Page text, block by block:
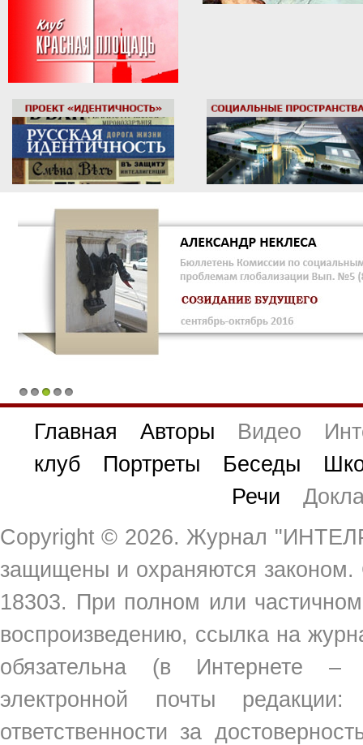
1 2 3 4 5
Главная Авторы Видео
клуб
Портреты Беседы
Речи
Copyright © 2026. Журнал
защищены и охраняются
18303. При полном или
воспроизведению, ссылка на
обязательна (в Интернете
электронной почты
ответственности за